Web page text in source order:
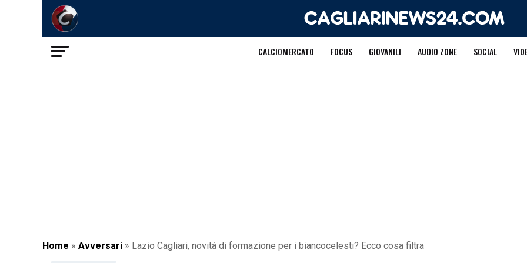
CALCIOMERCATO FOCUS GIOVANILI AUDIO ZONE SOCIAL
Home » Avversari » Lazio Cagliari, novità di formazione per i biancocelesti? Ecco cosa filtra